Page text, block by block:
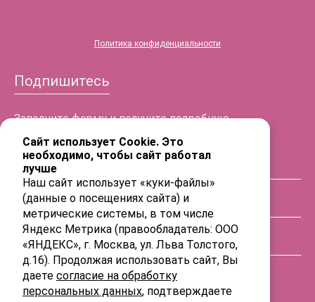
Политика конфиденциальности
Подпишитесь
Заполните форму и получите подробную
информацию!
ФИО
Телефон
E-mail
Сайт использует Cookie. Это
необходимо, чтобы сайт работал
лучше
Наш сайт использует «куки-файлы»
(данные о посещениях сайта) и
метрические системы, в том числе
Яндекс Метрика (правообладатель: ООО
«ЯНДЕКС», г. Москва, ул. Льва Толстого,
д.16). Продолжая использовать сайт, Вы
даете согласие на обработку
персональных данных, подтверждаете